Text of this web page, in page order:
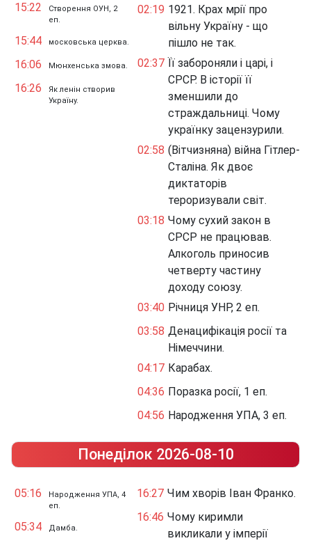
15:22
Створення ОУН, 2
еп.
15:44 московська церква.
16:06 Мюнхенська змова.
16:26
Як ленін створив
Україну.
02:19 1921. Крах мрії про
вільну Україну - що
пішло не так.
02:37 Її забороняли і царі, і
СРСР. В історії її
зменшили до
страждальниці. Чому
українку зацензурили.
02:58 (Вітчизняна) війна Гітлер-
Сталіна. Як двоє
диктаторів
тероризували світ.
03:18 Чому сухий закон в
СРСР не працював.
Алкоголь приносив
четверту частину
доходу союзу.
03:40 Річниця УНР, 2 еп.
03:58 Денацифікація росії та
Німеччини.
04:17 Карабах.
04:36 Поразка росії, 1 еп.
04:56 Народження УПА, 3 еп.
Понеділок 2026-08-10
05:16
Народження УПА, 4
еп.
05:34 Дамба.
16:27 Чим хворів Іван Франко.
16:46 Чому киримли
викликали у імперії